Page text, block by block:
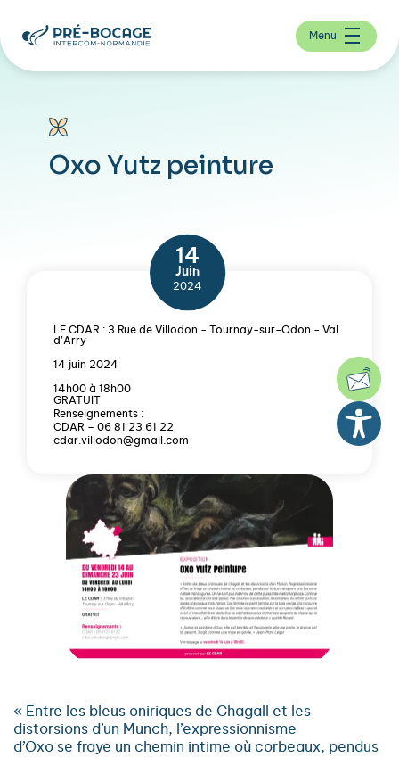
Menu
Oxo Yutz peinture
14
Juin
2024
LE CDAR : 3 Rue de Villodon - Tournay-sur-Odon - Val
d’Arry
14 juin 2024
14h00 à 18h00
GRATUIT
Renseignements :
CDAR – 06 81 23 61 22
cdar.villodon@gmail.com
« Entre les bleus oniriques de Chagall et les
distorsions d’un Munch, l’expressionnisme
d’Oxo se fraye un chemin intime où corbeaux, pendus